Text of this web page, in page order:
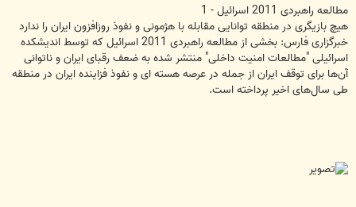
ت
مطالعه راهبردی 2011 اسرائیل - 1
هیچ بازیگری در منطقه توانایی مقابله با هژمونی و نفوذ روزافزون ایران را ندارد
خبرگزاری فارس: بخشی از مطالعه راهبردی 2011 اسرائیل که توسط اندیشکده
اسرائیلی "مطالعات امنیت داخلی" منتشر شده به ضعف رقبای ایران و ناتوانی
آن‌ها برای توقف ایران از جمله در عرصه هسته ای و نفوذ فزاینده ایران در منطقه
طی سال‌های اخیر پرداخته است.